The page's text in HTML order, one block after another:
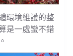
環境維護的整
是一處蠻不錯